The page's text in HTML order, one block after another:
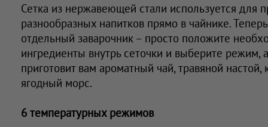
Сетка из нержавеющей стали используется для
разнообразных напитков прямо в чайнике.
отдельный заварочник – просто положите
ингредиенты внутрь сеточки и выберите режим,
приготовит вам ароматный чай, травяной настой,
ягодный морс.
6 температурных режимов